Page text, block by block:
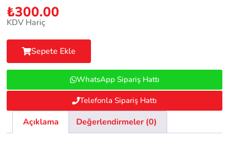
₺300.00
KDV Hariç
Sepete Ekle
WhatsApp Sipariş Hattı
Telefonla Sipariş Hattı
Açıklama Değerlendirmeler (0)